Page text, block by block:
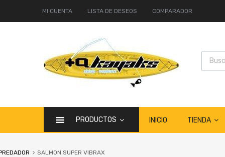
MI CUENTA LISTA DE DESEOS COMPARADOR
PRODUCTOS INICIO TIENDA
SALMON SUPER VIBRAX